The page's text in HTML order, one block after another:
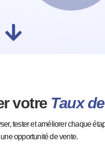
votre Taux
tester et améliorer chaque
opportunité de vente.